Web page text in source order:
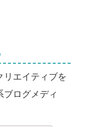
リエイティブを
ブログメディ